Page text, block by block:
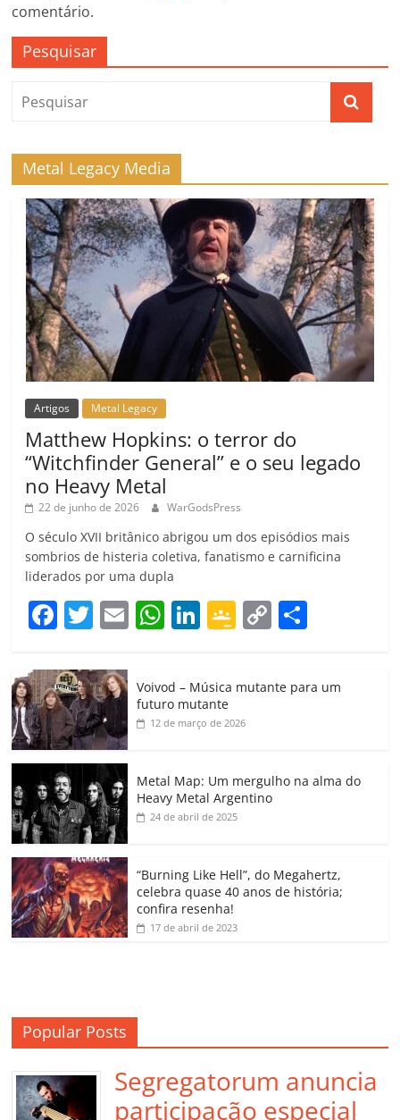
comentário.
Pesquisar
Metal Legacy Media
Artigos Metal Legacy
Matthew Hopkins: o terror do
“Witchfinder General” e o seu legado
no Heavy Metal
22 de junho de 2026 WarGodsPress
O século XVII britânico abrigou um dos episódios mais
sombrios de histeria coletiva, fanatismo e carnificina
liderados por uma dupla
F
c
e
b
o
o
k
T
itt
er
E
ai
W
at
s
A
p
Li
k
e
dI
G
gl
e
a
ss
o
m
C
y
k
p
h
Voivod – Música mutante para um
futuro mutante
12 de março de 2026
Metal Map: Um mergulho na alma do
Heavy Metal Argentino
24 de abril de 2025
“Burning Like Hell”, do Megahertz,
celebra quase 40 anos de história;
confira resenha!
17 de abril de 2023
Popular Posts
Segregatorum anuncia
participação especial